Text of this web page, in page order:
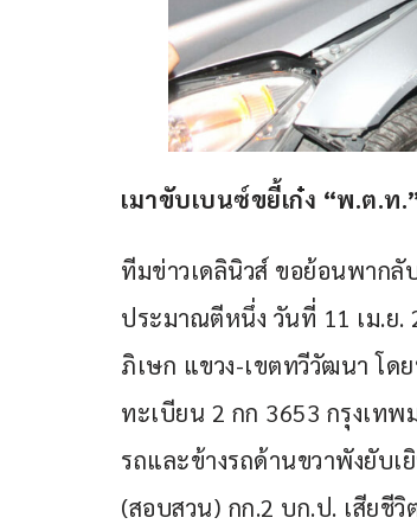
เมาขับเบนซ์ขยี้เก๋ง “พ.ต.ท
ทีมข่าวเดลินิวส์ ขอย้อนพากลั
ประมาณตีหนึ่ง วันที่ 11 เม.ย
ภิเษก แขวง-เขตทวีวัฒนา โ
ทะเบียน 2 กก 3653 กรุงเท
รถและข้างรถด้านขวาพังยับ
(สอบสวน) กก.2 บก.ป. เสียชี